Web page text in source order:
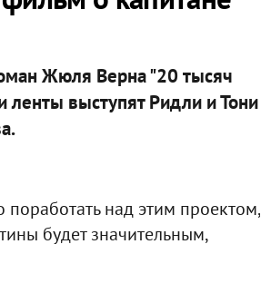
Жюля Верна "20 тысяч
ленты выступят Ридли и Тони
над этим проектом,
будет значительным,